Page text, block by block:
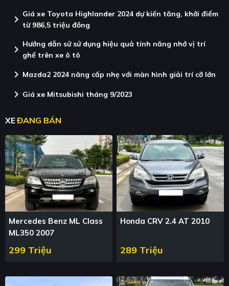
chevron_right Giá xe Toyota Highlander 2024 dự kiến tăng, khởi điểm
từ 986,5 triệu đồng
chevron_right Hướng dẫn sử sử dụng hiệu quả tính năng nhớ vị trí
ghế trên xe ô tô
chevron_right Mazda2 2024 nâng cấp nhẹ với màn hình giải trí cỡ lớn
chevron_right Giá xe Mitsubishi tháng 9/2023
XEĐANG BÁN
Mercedes Benz ML Class
ML350 2007
299 Triệu
Honda CRV 2.4 AT 2010
289 Triệu